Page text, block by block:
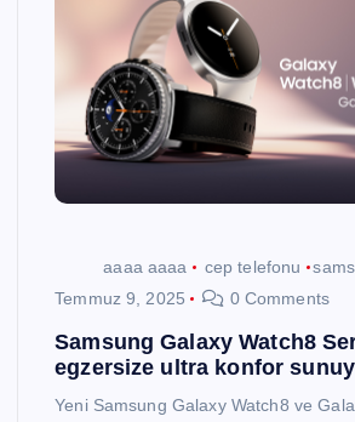
aaaa aaaa cep telefonu
Temmuz 9, 2025
0 Comments
Samsung Galaxy Watch8
egzersize ultra konfor
Yeni Samsung Galaxy Watch8 ve